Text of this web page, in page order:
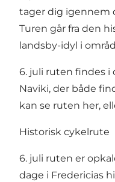
tager dig igennem
Turen går fra den
landsby-idyl i
6. juli ruten findes
Naviki, der både
kan se ruten her,
Historisk cykelrute
6. juli ruten er
dage i Fredericias